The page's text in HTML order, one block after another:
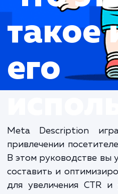
Что
такое
его
Meta Description
привлечении